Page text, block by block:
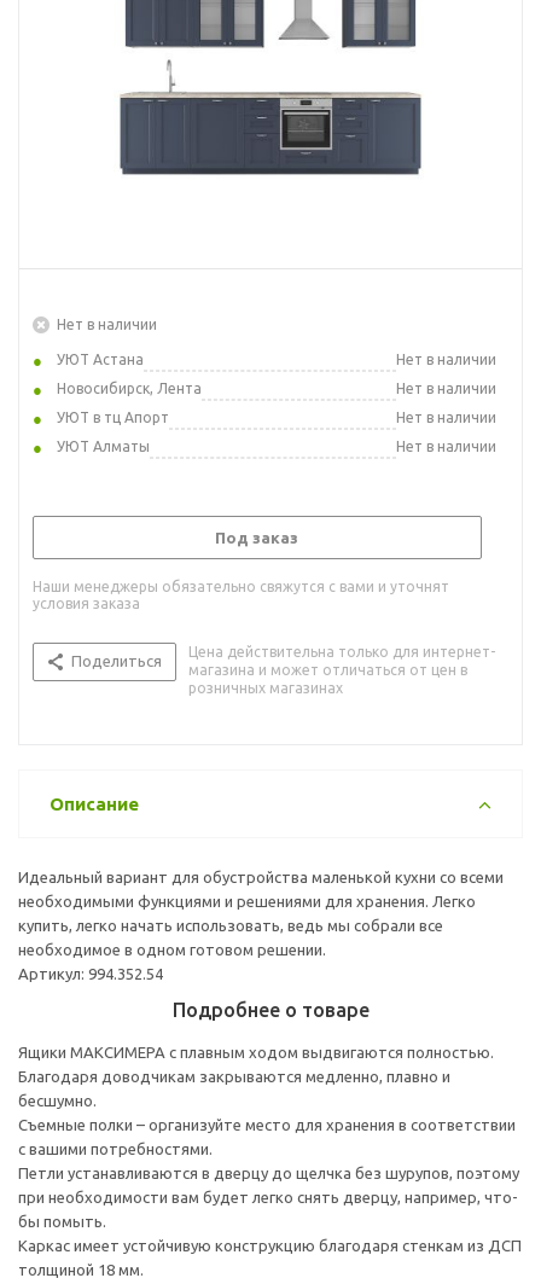
Нет в наличии
УЮТ Астана
Нет в наличии
Новосибирск, Лента
Нет в наличии
УЮТ в тц Апорт
Нет в наличии
УЮТ Алматы
Нет в наличии
Под заказ
Наши менеджеры обязательно свяжутся с вами и уточнят
условия заказа
Поделиться
Цена действительна только для интернет-
магазина и может отличаться от цен в
розничных магазинах
Описание
Идеальный вариант для обустройства маленькой кухни со всеми
необходимыми функциями и решениями для хранения. Легко
купить, легко начать использовать, ведь мы собрали все
необходимое в одном готовом решении.
Артикул: 994.352.54
Подробнее о товаре
Ящики МАКСИМЕРА с плавным ходом выдвигаются полностью.
Благодаря доводчикам закрываются медленно, плавно и
бесшумно.
Съемные полки – организуйте место для хранения в соответствии
с вашими потребностями.
Петли устанавливаются в дверцу до щелчка без шурупов, поэтому
при необходимости вам будет легко снять дверцу, например, что-
бы помыть.
Каркас имеет устойчивую конструкцию благодаря стенкам из ДСП
толщиной 18 мм.